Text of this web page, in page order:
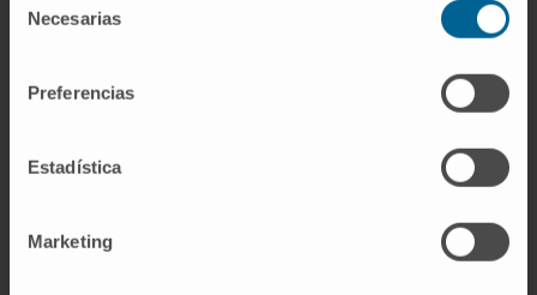
Necesarias
Preferencias
Estadística
Marketing
CITA DEL ARTÍCULO
10.1016/j.bja.2021.01.036. Epub 2021 Apr 23